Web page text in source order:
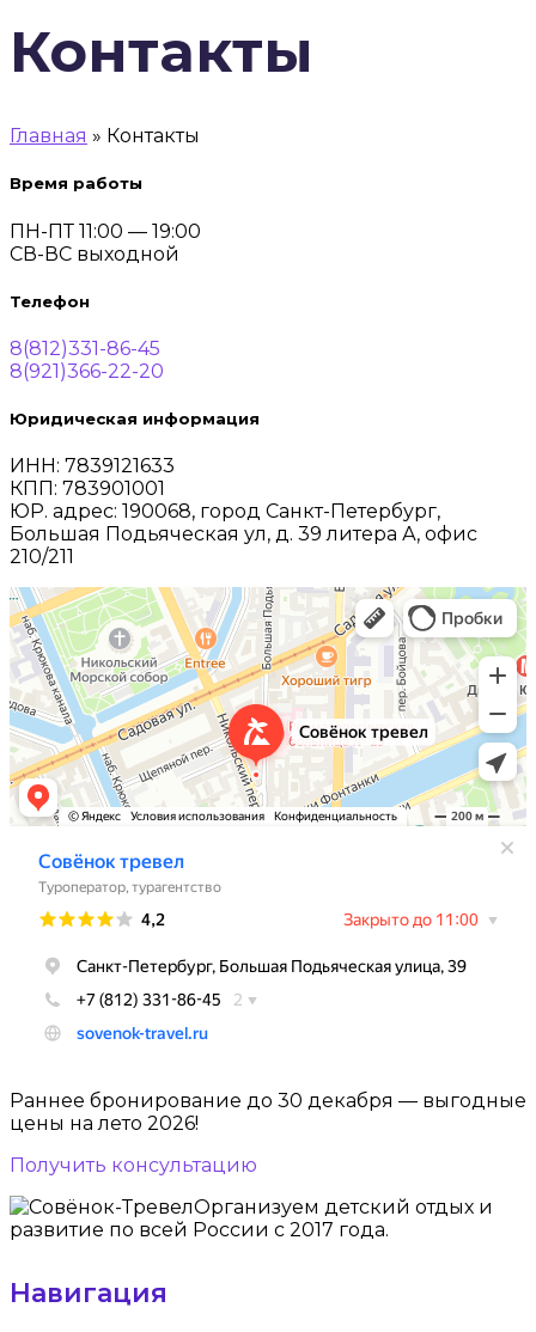
Контакты
Главная » Контакты
Время работы
ПН-ПТ 11:00 — 19:00
СВ-ВС выходной
Телефон
8(812)331-86-45
8(921)366-22-20
Юридическая информация
ИНН: 7839121633
КПП: 783901001
ЮР. адрес: 190068, город Санкт-Петербург,
Большая Подьяческая ул, д. 39 литера А, офис
210/211
Раннее бронирование до 30 декабря — выгодные
цены на лето 2026!
Получить консультацию
Организуем детский отдых и
развитие по всей России с 2017 года.
Навигация